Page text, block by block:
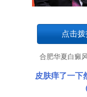
点击拨
合肥华夏白癜
皮肤痒了一下